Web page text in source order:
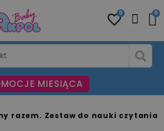
0 0
MIESIĄCA
razem. Zestaw do nauki czytania